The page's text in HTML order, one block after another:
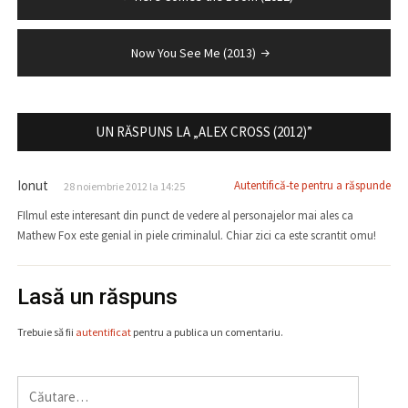
în
Now You See Me (2013)
UN RĂSPUNS LA „ALEX CROSS (2012)”
Ionut 28 noiembrie 2012 la 14:25
Autentifică-te pentru a răspunde
FIlmul este interesant din punct de vedere al personajelor mai ales ca
Mathew Fox este genial in piele criminalul. Chiar zici ca este scrantit omu!
Lasă un răspuns
Trebuie să fii autentificatpentru a publica un comentariu.